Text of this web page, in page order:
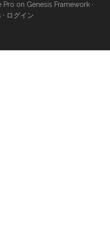
Pro on Genesis Framework·
· ログイン